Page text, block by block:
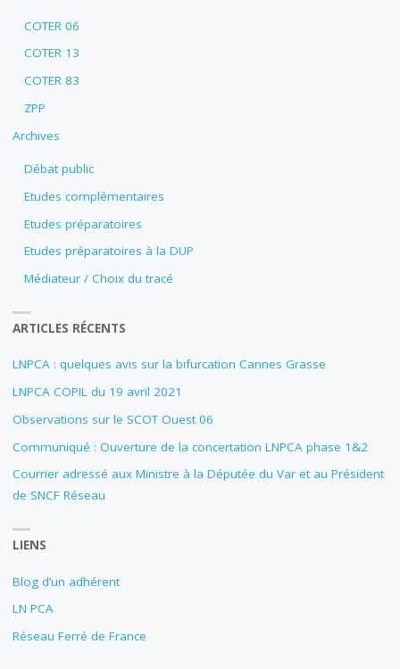
COTER 06
COTER 13
COTER 83
ZPP
Archives
Débat public
Etudes complémentaires
Etudes préparatoires
Etudes préparatoires à la DUP
Médiateur / Choix du tracé
ARTICLES RÉCENTS
LNPCA : quelques avis sur la bifurcation Cannes Grasse
LNPCA COPIL du 19 avril 2021
Observations sur le SCOT Ouest 06
Communiqué : Ouverture de la concertation LNPCA phase 1&2
Courrier adressé aux Ministre à la Députée du Var et au Président
de SNCF Réseau
LIENS
Blog d’un adhérent
LN PCA
Réseau Ferré de France